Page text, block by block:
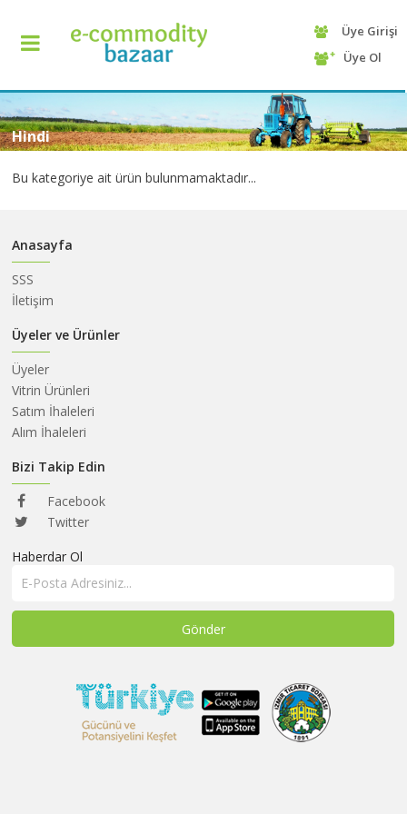
+90
425
13
70
ANASAYFA
KATEGORİ
HAKKIMIZDA
İHALELERİ
ALIM
İHALELERİ
ÜYELER
Üye Girişi
Üye Ol
Hindi
Bu kategoriye ait ürün bulunmamaktadır...
Anasayfa
SSS
İletişim
Üyeler ve Ürünler
Üyeler
Vitrin Ürünleri
Satım İhaleleri
Alım İhaleleri
Bizi Takip Edin
Facebook
Twitter
Haberdar Ol